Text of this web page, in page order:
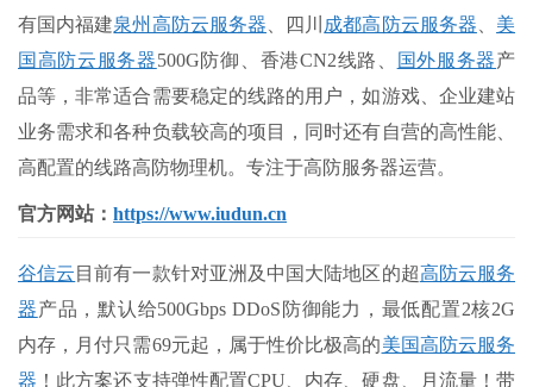
有国内福建泉州高防云服务器 、四川 成都高防云服务器
美
国高防云服务器500G防御、香港CN2线路、 国外服务器产
品等，非常适合需要稳定的线路的用户，如游戏、企业建站
业务需求和各种负载较高的项目，同时还有自营的高性能、
高配置的线路高防物理机。专注于高防服务器运营。
官方网站： https://www.iudun.cn
谷信云 目前有一款针对亚洲及中国大陆地区的超高防云服务
器产品，默认给500Gbps DDoS防御能力，最低配置2核2G
内存，月付只需69元起，属于性价比极高的美国高防云服务
器 ！此方案还支持弹性配置CPU、内存、硬盘、月流量！带